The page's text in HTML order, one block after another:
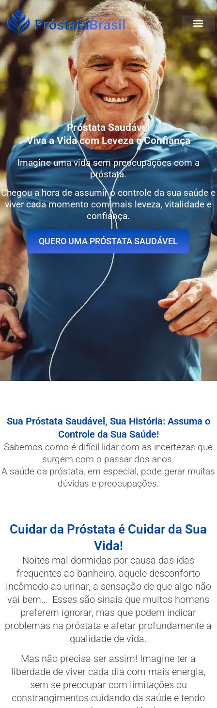
Próstata Saudável
Viva a Vida com Leveza e Confiança
Imagine uma vida sem preocupações com a
próstata.
Chegou a hora de assumir o controle da sua saúde e
viver cada momento com mais leveza, vitalidade e
confiança.
QUERO UMA PRÓSTATA SAUDÁVEL
Sua Próstata Saudável, Sua História: Assuma o
Controle da Sua Saúde!
Sabemos como é difícil lidar com as incertezas que
surgem com o passar dos anos.
A saúde da próstata, em especial, pode gerar muitas
dúvidas e preocupações.
Cuidar da Próstata é Cuidar da Sua
Vida!
Noites mal dormidas por causa das idas
frequentes ao banheiro, aquele desconforto
incômodo ao urinar, a sensação de que algo não
vai bem… Esses são sinais que muitos homens
preferem ignorar, mas que podem indicar
problemas na próstata e afetar profundamente a
qualidade de vida.
Mas não precisa ser assim! Imagine ter a
liberdade de viver cada dia com mais energia,
sem se preocupar com limitações ou
constrangimentos cuidando da saúde e tendo